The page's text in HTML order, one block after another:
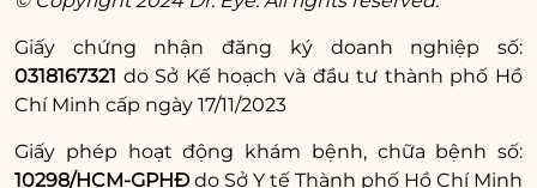
mí? Lựa chọn nào tối
ưu cho phái đẹp?
mắt trẻ đẹp, Trung tâm thẩm mỹ vùng mắt
Giấy chứng nhận đăng ký doanh nghiệp số:
0318167321 do Sở Kế hoạch và đầu tư thành phố Hồ
Chí Minh cấp ngày 17/11/2023
Giấy phép hoạt động khám bệnh, chữa bệnh số:
10298/HCM-GPHĐ do Sở Y tế Thành phố Hồ Chí Minh